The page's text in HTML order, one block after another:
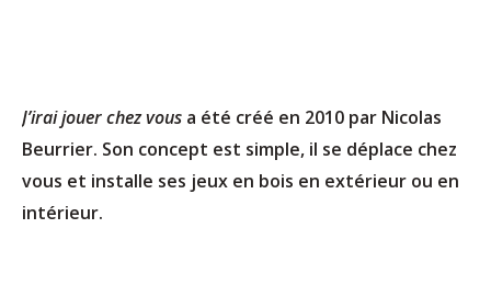
J’irai jouer chez vous a été créé en 2010 par Nicolas
Beurrier. Son concept est simple, il se déplace chez
vous et installe ses jeux en bois en extérieur ou en
intérieur.